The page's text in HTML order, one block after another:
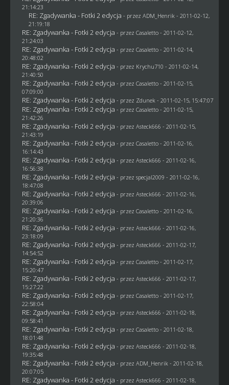
21:14:23
RE: Zgadywanka - Fotki 2 edycja - przez ADM_Henrik - 2011-02-12,
21:19:18
RE: Zgadywanka - Fotki 2 edycja - przez Casaletto- 2011-02-12,
21:24:03
RE: Zgadywanka - Fotki 2 edycja - przez Casaletto- 2011-02-14,
20:48:02
RE: Zgadywanka - Fotki 2 edycja - przez Krychu710 - 2011-02-14,
21:40:50
RE: Zgadywanka - Fotki 2 edycja - przez Casaletto- 2011-02-15,
07:09:00
RE: Zgadywanka - Fotki 2 edycja - przez Zdunek - 2011-02-15, 15:47:07
RE: Zgadywanka - Fotki 2 edycja - przez Casaletto- 2011-02-15,
21:42:26
RE: Zgadywanka - Fotki 2 edycja - przez Asteck666 - 2011-02-15,
21:43:19
RE: Zgadywanka - Fotki 2 edycja - przez Casaletto- 2011-02-16,
16:14:43
RE: Zgadywanka - Fotki 2 edycja - przez Asteck666 - 2011-02-16,
16:56:38
RE: Zgadywanka - Fotki 2 edycja - przez specjal2009 - 2011-02-16,
18:47:08
RE: Zgadywanka - Fotki 2 edycja - przez Asteck666 - 2011-02-16,
20:39:06
RE: Zgadywanka - Fotki 2 edycja - przez Casaletto- 2011-02-16,
21:20:36
RE: Zgadywanka - Fotki 2 edycja - przez Asteck666 - 2011-02-16,
23:18:09
RE: Zgadywanka - Fotki 2 edycja - przez Asteck666 - 2011-02-17,
14:54:52
RE: Zgadywanka - Fotki 2 edycja - przez Casaletto- 2011-02-17,
15:20:47
RE: Zgadywanka - Fotki 2 edycja - przez Asteck666 - 2011-02-17,
15:27:22
RE: Zgadywanka - Fotki 2 edycja - przez Casaletto- 2011-02-17,
22:58:04
RE: Zgadywanka - Fotki 2 edycja - przez Asteck666 - 2011-02-18,
09:58:41
RE: Zgadywanka - Fotki 2 edycja - przez Casaletto- 2011-02-18,
18:01:48
RE: Zgadywanka - Fotki 2 edycja - przez Asteck666 - 2011-02-18,
19:35:48
RE: Zgadywanka - Fotki 2 edycja - przez ADM_Henrik - 2011-02-18,
20:07:05
RE: Zgadywanka - Fotki 2 edycja - przez Asteck666 - 2011-02-18,